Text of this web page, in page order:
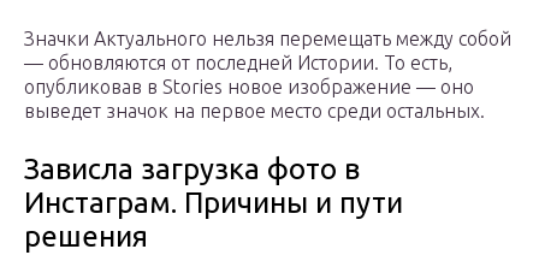
Значки Актуального нельзя перемещать между собой
— обновляются от последней Истории. То есть,
опубликовав в Stories новое изображение — оно
выведет значок на первое место среди остальных.
Зависла загрузка фото в
Инстаграм. Причины и пути
решения